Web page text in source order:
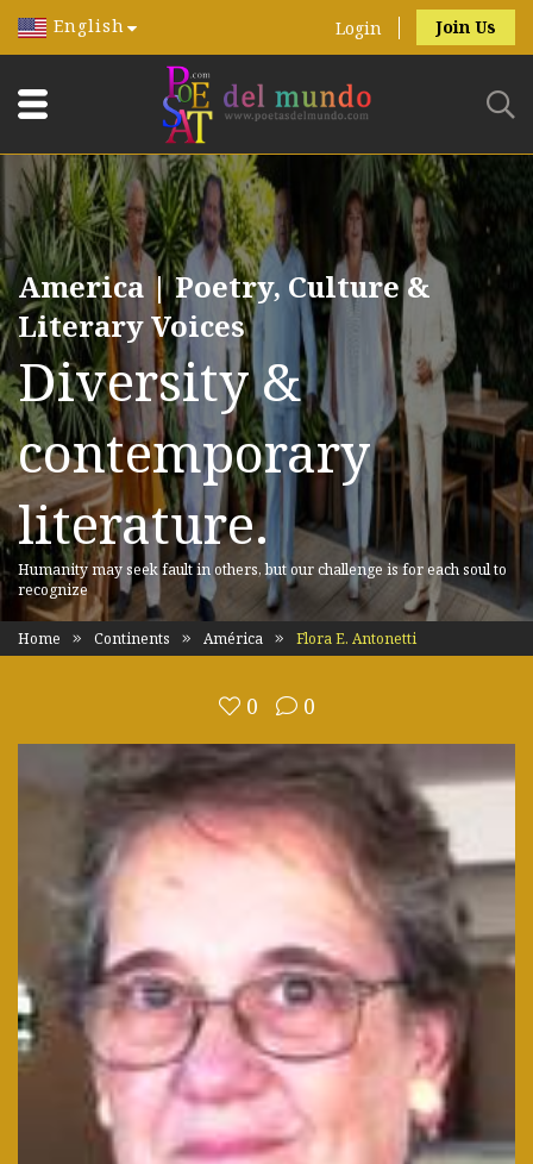
English Login Join Us
America | Poetry, Culture &
Literary Voices
Diversity &
contemporary
literature.
Humanity may seek fault in others, but our challenge is for each soul to
recognize
Home Continents América Flora E. Antonetti
0 0